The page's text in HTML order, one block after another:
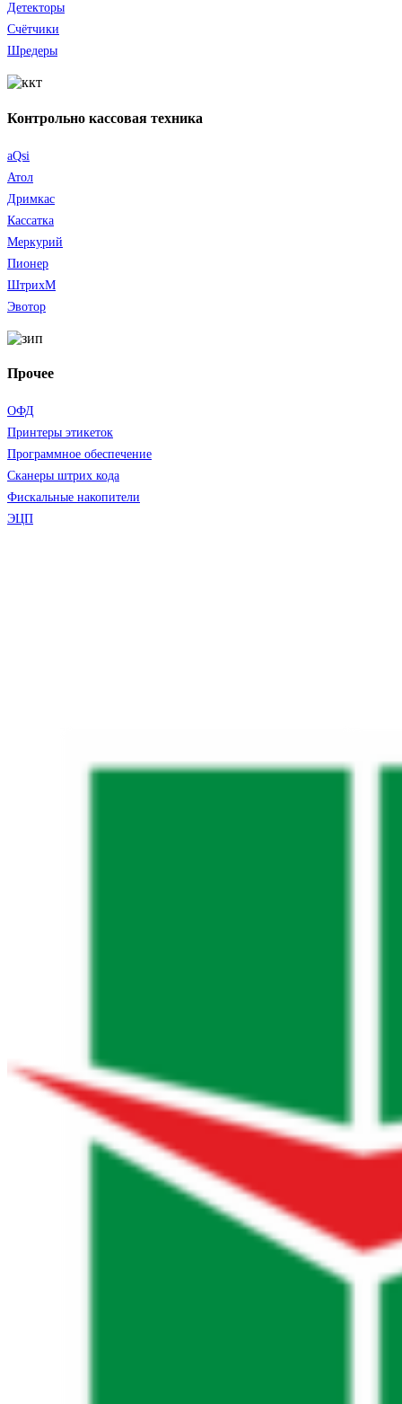
Детекторы
Счётчики
Шредеры
Контрольно кассовая техника
aQsi
Атол
Дримкас
Кассатка
Меркурий
Пионер
ШтрихМ
Эвотор
Прочее
ОФД
Принтеры этикеток
Программное обеспечение
Сканеры штрих кода
Фискальные накопители
ЭЦП